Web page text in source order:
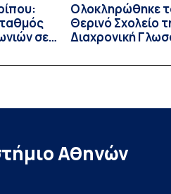
σε
Ολοκληρώθηκε
Θερινό Σχολείο
Διαχρονική
Linguistics in
Αθηνών